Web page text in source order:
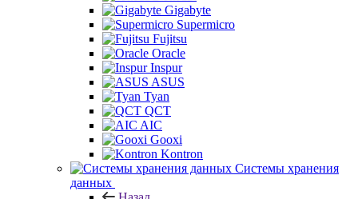
Gigabyte
Supermicro
Fujitsu
Oracle
Inspur
ASUS
Tyan
QCT
AIC
Gooxi
Kontron
Системы хранения
данных